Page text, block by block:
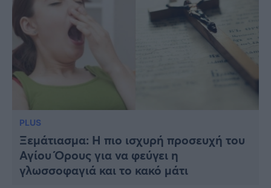
PLUS
Ξεμάτιασμα: Η πιο ισχυρή προσευχή του
Αγίου Όρους για να φεύγει η
γλωσσοφαγιά και το κακό μάτι